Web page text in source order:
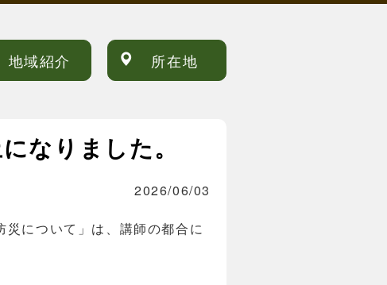
地域紹介 所在地
なりました。
2026/06/03
について」は、講師の都合に